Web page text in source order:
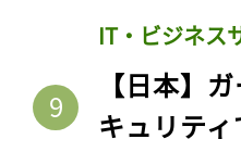
IT・ビジネス
【日本】
キュリテ